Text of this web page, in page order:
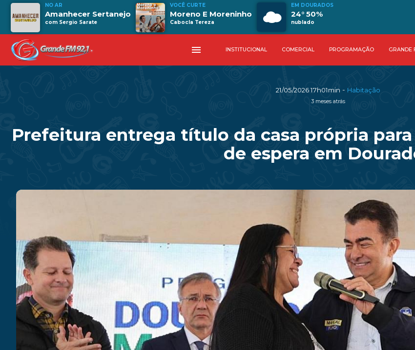
NO AR
Amanhecer Sertanejo
com Sergio Sarate
VOCÊ CURTE
Moreno E Moreninho
Cabocla Tereza
EM DOURADOS
24° 50%
nublado
menu INSTITUCIONAL COMERCIAL PROGRAMAÇÃO GRANDE
21/05/2026 17h01min - Habitação
3 meses atrás
Prefeitura entrega título da casa própria para
de espera em